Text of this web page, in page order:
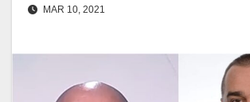
MAR 10, 2021